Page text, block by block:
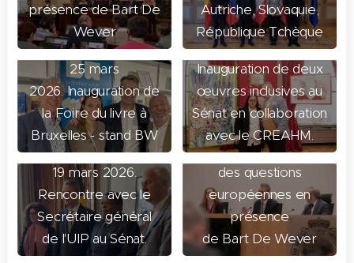
présence de Bart De
Wever
Autriche, Slovaquie,
République Tchèque
25 mars
2026. Inauguration de
la Foire du livre à
Bruxelles - stand BW
20 mars 2026.
Inauguration de deux
œuvres inclusives au
Sénat en collaboration
avec le CREAHM.
19 mars 2026.
Rencontre avec le
Secrétaire général
de l'UIP au Sénat.
17 mars 2026. Comité
d'avis chargé
des questions
européennes en
présence
de Bart De Wever
17 mars 2026.
Discours lors de
l'inauguration de
l'exposition de
06 mars 2026. Séance
plénière au Sénat et